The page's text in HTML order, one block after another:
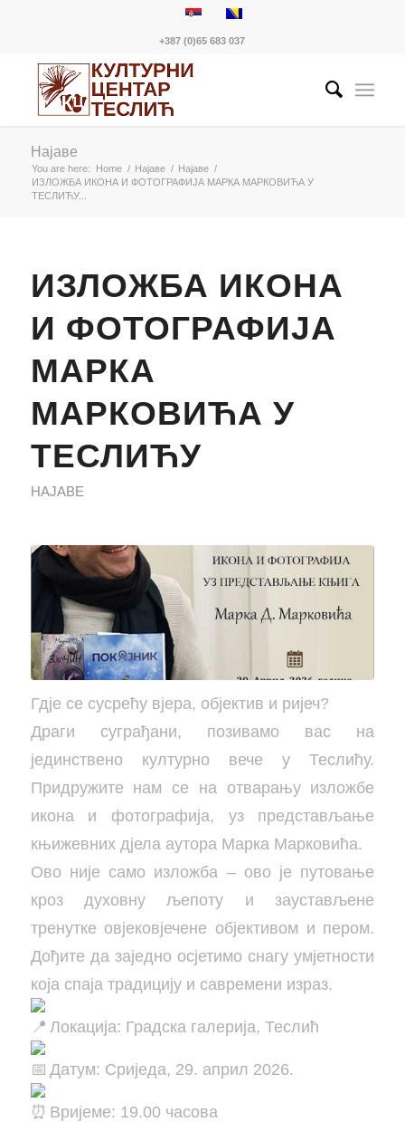
+387 (0)65 683 037
Најаве
You are here: Home / Најаве / Најаве /
ИЗЛОЖБА ИКОНА И ФОТОГРАФИЈА МАРКА МАРКОВИЋА У
ТЕСЛИЋУ...
ИЗЛОЖБА ИКОНА
И ФОТОГРАФИЈА
МАРКА
МАРКОВИЋА У
ТЕСЛИЋУ
НАЈАВЕ
Гдје се сусрећу вјера, објектив и ријеч?
Драги суграђани, ​позивамо вас на
јединствено културно вече у Теслићу.
Придружите нам се на отварању изложбе
икона и фотографија, уз представљање
књижевних дјела аутора Марка Марковића.
​Ово није само изложба – ово је путовање
кроз духовну љепоту и заустављене
тренутке овјековјечене објективом и пером.
Дођите да заједно осјетимо снагу умјетности
која спаја традицију и савремени израз.
Локација: Градска галерија, Теслић
Датум: Сриједа, 29. април 2026.
Вријеме: 19.00 часова